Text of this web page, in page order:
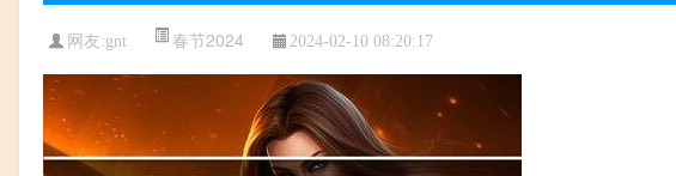
网友:gnt 春节2024 2024-02-10 08:20:17